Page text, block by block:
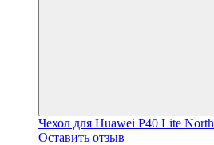
Чехол для Huawei P40 Lite North
Оставить отзыв